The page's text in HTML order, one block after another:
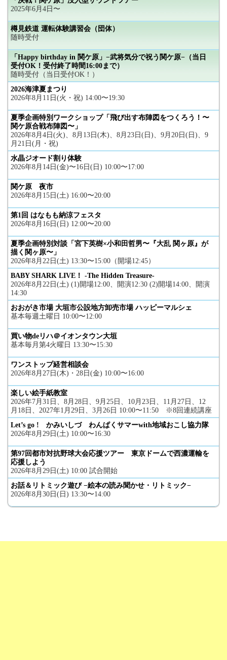
2025年6月4日〜
樽見鉄道 運転体験講習会（団体）
随時受付
「Happy birthday in 関ケ原」−武将気分で祝う関ケ原−（当日
受付OK！受付終了時間16:00まで）
随時受付（当日受付OK！）
2026海津夏まつり
2026年8月11日(火・祝) 14:00〜19:30
夏季企画特別ワークショップ「飛び出す布陣図をつくろう！〜
関ケ原合戦布陣図〜」
2026年8月4日(火)、8月13日(木)、8月23日(日)、9月20日(日)、9
月21日(月・祝)
水晶ジオード割り体験
2026年8月14日(金)〜16日(日) 10:00〜17:00
関ケ原 夜市
2026年8月15日(土) 16:00〜20:00
第1回 はなもも納涼フェスタ
2026年8月16日(日) 12:00〜20:00
夏季企画特別対談「宮下英樹×小和田哲男〜『大乱 関ヶ原』が
描く関ヶ原〜」
2026年8月22日(土) 13:30〜15:00（開場12:45）
BABY SHARK LIVE！ -The Hidden Treasure-
2026年8月22日(土) (1)開場12:00、開演12:30 (2)開場14:00、開演
14:30
おおがき市場 大垣市公設地方卸売市場 ハッピーマルシェ
基本毎週土曜日 10:00〜12:00
買い物deリハ＠イオンタウン大垣
基本毎月第4火曜日 13:30〜15:30
ワンストップ経営相談会
2026年8月27日(木)・28日(金) 10:00〜16:00
楽しい絵手紙教室
2026年7月31日、8月28日、9月25日、10月23日、11月27日、12
月18日、2027年1月29日、3月26日 10:00〜11:50 ※8回連続講座
Let’s go ! かみいしづ わんぱくサマーwith地域おこし協力隊
2026年8月29日(土) 10:00〜16:30
第97回都市対抗野球大会応援ツアー 東京ドームで西濃運輸を
応援しよう
2026年8月29日(土) 10:00 試合開始
お話＆リトミック遊び −絵本の読み聞かせ・リトミック−
2026年8月30日(日) 13:30〜14:00